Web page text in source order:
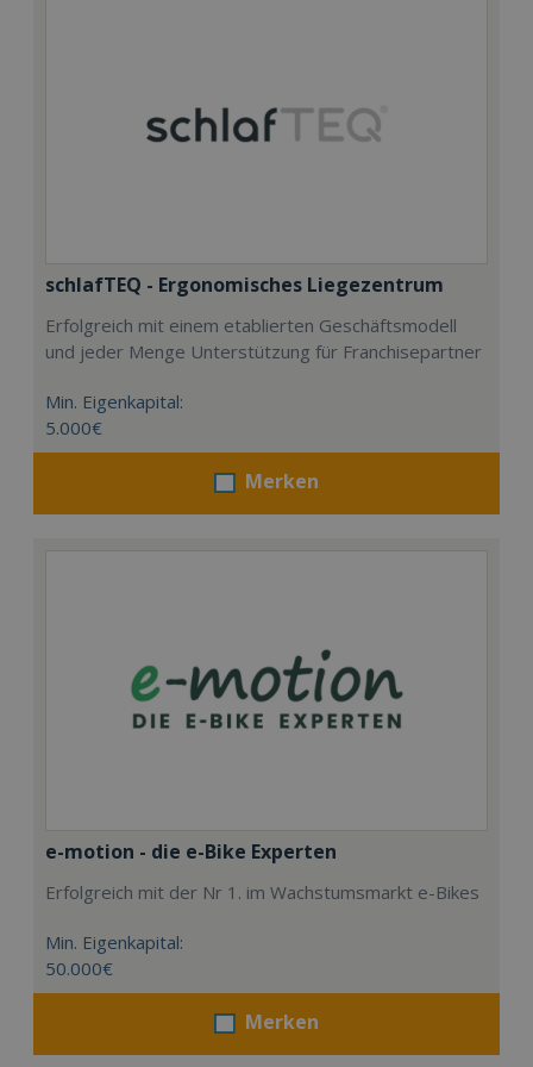
schlafTEQ - Ergonomisches Liegezentrum
Erfolgreich mit einem etablierten Geschäftsmodell
und jeder Menge Unterstützung für Franchisepartner
Min. Eigenkapital:
5.000€
Merken
e-motion - die e-Bike Experten
Erfolgreich mit der Nr 1. im Wachstumsmarkt e-Bikes
Min. Eigenkapital:
50.000€
Merken